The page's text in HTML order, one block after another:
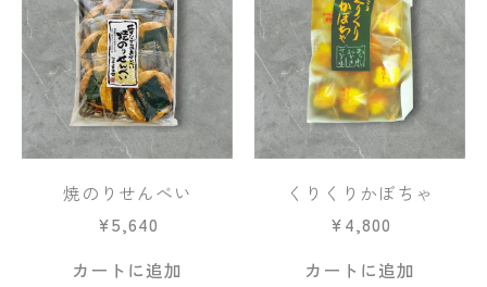
焼のりせんべい
¥5,640
カートに追加
くりくりかぼちゃ
¥4,800
カートに追加